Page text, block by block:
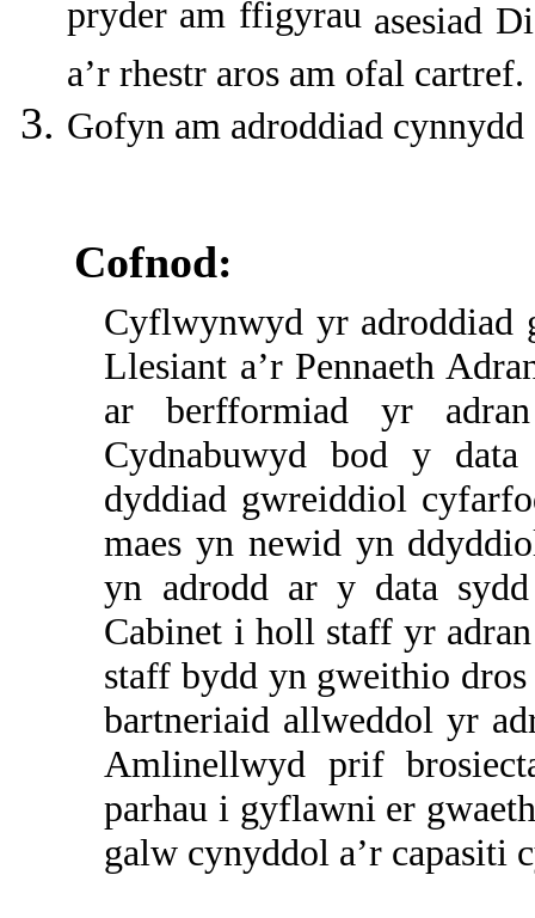
pryder am ffigyrau asesiad
a’r rhestr aros am ofal cartref.
Gofyn am adroddiad
Cofnod:
Cyflwynwyd yr adroddiad
Llesiant a’r Pennaeth
ar berfformiad yr
Cydnabuwyd bod y
dyddiad gwreiddiol
maes yn newid yn
yn adrodd ar y data
Cabinet i holl staff yr
staff bydd yn gweithio
bartneriaid allweddol yr
Amlinellwyd prif
parhau i gyflawni er
galw cynyddol a’r capasiti